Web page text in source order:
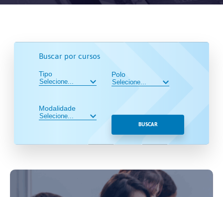
Buscar por cursos
Tipo
Modalidade
Polo
BUSCAR